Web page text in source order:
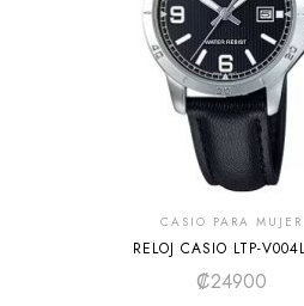
CASIO PARA MUJER
RELOJ CASIO LTP-
₡24900